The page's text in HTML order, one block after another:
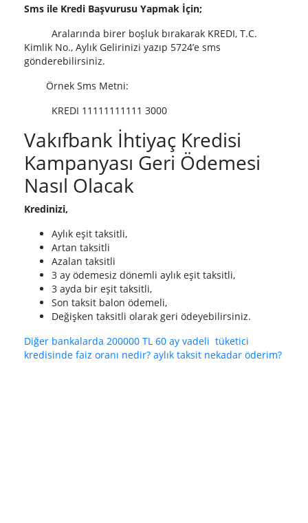
Sms ile Kredi Başvurusu Yapmak İçin;
Aralarında birer boşluk bırakarak KREDI, T.C.
Kimlik No., Aylık Gelirinizi yazıp 5724’e sms
gönderebilirsiniz.
Örnek Sms Metni:
KREDI 11111111111 3000
Vakıfbank İhtiyaç Kredisi
Kampanyası Geri Ödemesi
Nasıl Olacak
Kredinizi,
Aylık eşit taksitli,
Artan taksitli
Azalan taksitli
3 ay ödemesiz dönemli aylık eşit taksitli,
3 ayda bir eşit taksitli,
Son taksit balon ödemeli,
Değişken taksitli olarak geri ödeyebilirsiniz.
Diğer bankalarda 200000 TL 60 ay vadeli tüketici
kredisinde faiz oranı nedir? aylık taksit nekadar öderim?